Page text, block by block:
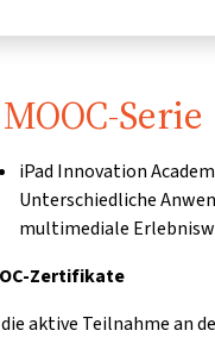
Serie
iPad Innovation
Unterschiedliche
multimediale
Zertifikate
aktive Teilnahme an